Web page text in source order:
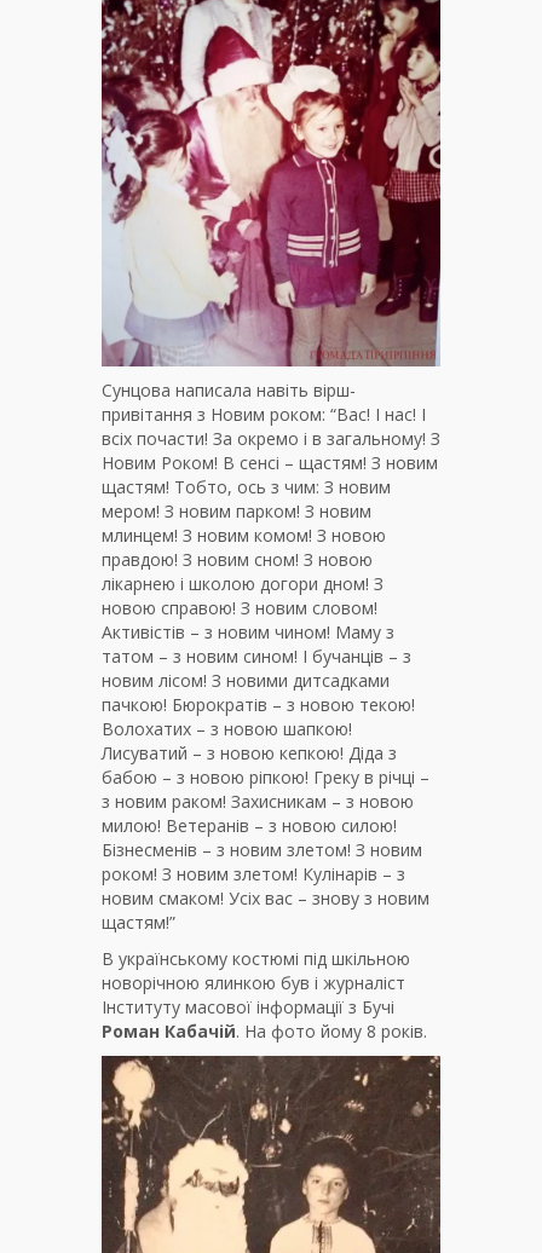
Сунцова написала навіть вірш-
привітання з Новим роком: “Вас! І нас! І
всіх почасти! За окремо і в загальному! З
Новим Роком! В сенсі – щастям! З новим
щастям! Тобто, ось з чим: З новим
мером! З новим парком! З новим
млинцем! З новим комом! З новою
правдою! З новим сном! З новою
лікарнею і школою догори дном! З
новою справою! З новим словом!
Активістів – з новим чином! Маму з
татом – з новим сином! І бучанців – з
новим лісом! З новими дитсадками
пачкою! Бюрократів – з новою текою!
Волохатих – з новою шапкою!
Лисуватий – з новою кепкою! Діда з
бабою – з новою ріпкою! Греку в річці –
з новим раком! Захисникам – з новою
милою! Ветеранів – з новою силою!
Бізнесменів – з новим злетом! З новим
роком! З новим злетом! Кулінарів – з
новим смаком! Усіх вас – знову з новим
щастям!”
В українському костюмі під шкільною
новорічною ялинкою був і журналіст
Інституту масової інформації з Бучі
Роман Кабачій. На фото йому 8 років.